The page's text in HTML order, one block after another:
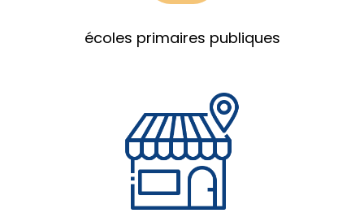
écoles primaires publiques